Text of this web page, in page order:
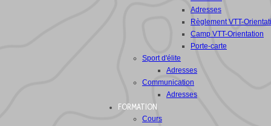
Adresses
Règlement VTT-
Camp VTT-Orientation
Porte-carte
Sport d'élite
Adresses
Communication
Adresses
FORMATION
Cours